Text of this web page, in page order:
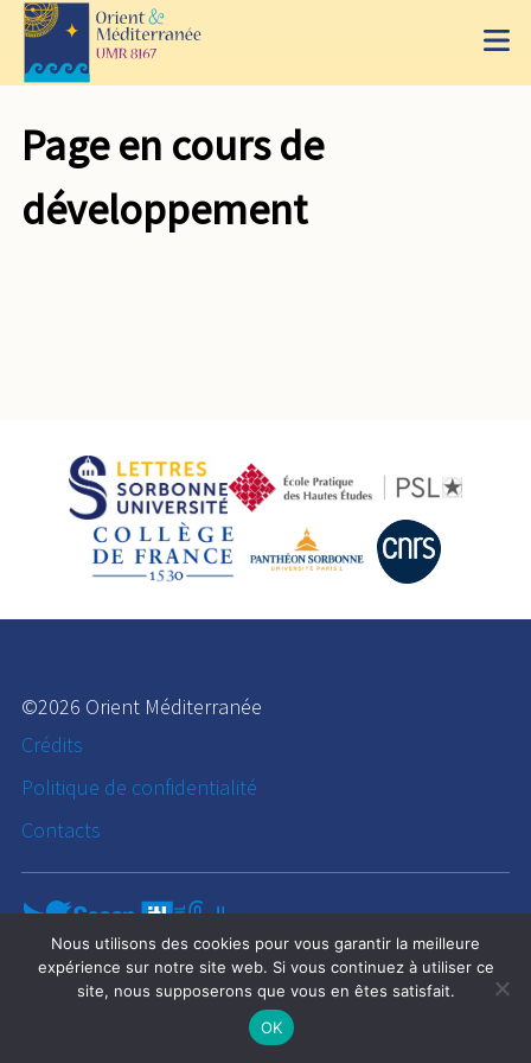
Page en cours de
développement
©2026 Orient Méditerranée
Crédits
Politique de confidentialité
Contacts
Nous utilisons des cookies pour vous garantir la meilleure
expérience sur notre site web. Si vous continuez à utiliser ce
site, nous supposerons que vous en êtes satisfait.
OK